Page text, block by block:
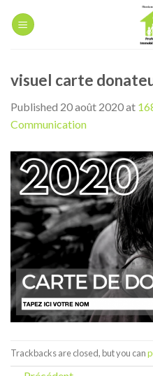
visuel carte
Published 20 août 2020at
Communication
Trackbacks are closed, but you can